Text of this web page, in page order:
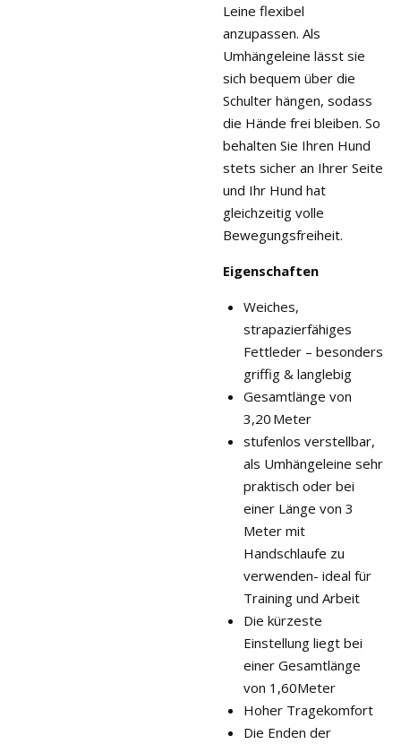
Leine flexibel
anzupassen. Als
Umhängeleine lässt sie
sich bequem über die
Schulter hängen, sodass
die Hände frei bleiben. So
behalten Sie Ihren Hund
stets sicher an Ihrer Seite
und Ihr Hund hat
gleichzeitig volle
Bewegungsfreiheit.
Eigenschaften
Weiches,
strapazierfähiges
Fettleder – besonders
griffig & langlebig
Gesamtlänge von
3,20 Meter
stufenlos verstellbar,
als Umhängeleine sehr
praktisch oder bei
einer Länge von 3
Meter mit
Handschlaufe zu
verwenden- ideal für
Training und Arbeit
Die kürzeste
Einstellung liegt bei
einer Gesamtlänge
von 1,60Meter
Hoher Tragekomfort
Die Enden der